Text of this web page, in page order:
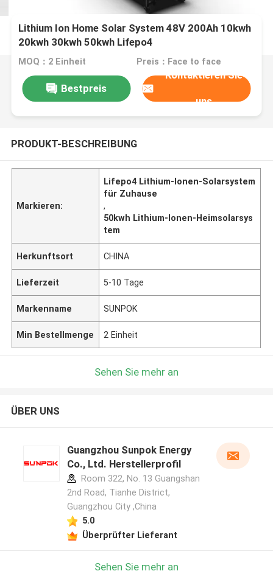
Wir rufen Sie bald zurück!
Lithium Ion Home Solar System 48V 200Ah 10kwh
20kwh 30kwh 50kwh Lifepo4
MOQ：2 Einheit Preis：Face to face
Bestpreis
Kontaktieren Sie
uns
PRODUKT-BESCHREIBUNG
Markieren:
Lifepo4 Lithium-Ionen-Solarsystem
für Zuhause
,
50kwh Lithium-Ionen-Heimsolarsys
tem
Herkunftsort CHINA
Lieferzeit 5-10 Tage
Markenname SUNPOK
Min Bestellmenge 2 Einheit
Sehen Sie mehr an
ÜBER UNS
Guangzhou Sunpok Energy
Co., Ltd. Herstellerprofil
Room 322, No. 13 Guangshan
2nd Road, Tianhe District,
Guangzhou City ,China
5.0
Überprüfter Lieferant
Sehen Sie mehr an